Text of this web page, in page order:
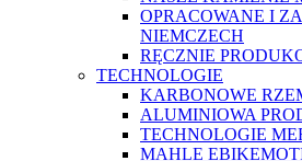
OPRACOWANE I
NIEMCZECH
RĘCZNIE
TECHNOLOGIE
KARBONOWE
ALUMINIOWA
TECHNOLOGIE
MAHLE